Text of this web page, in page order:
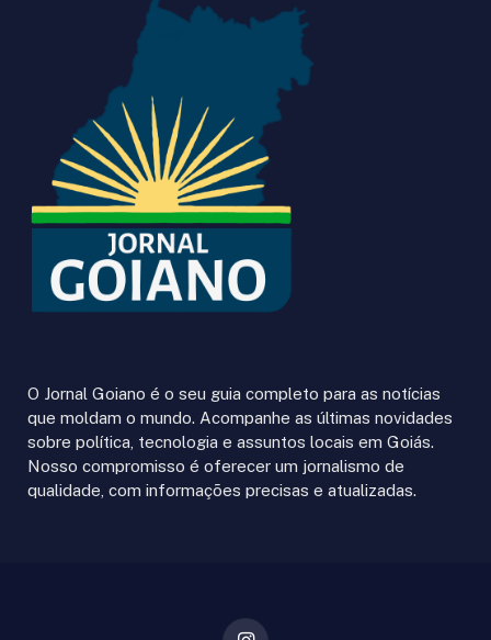
O Jornal Goiano é o seu guia completo para as notícias
que moldam o mundo. Acompanhe as últimas novidades
sobre política, tecnologia e assuntos locais em Goiás.
Nosso compromisso é oferecer um jornalismo de
qualidade, com informações precisas e atualizadas.